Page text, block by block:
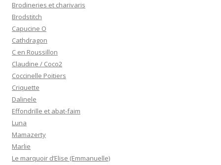
Brodineries et charivaris
Brodstitch
Capucine O
Cathdragon
C en Roussillon
Claudine / Coco2
Coccinelle Poitiers
Criquette
Dalinele
Effondrille et abat-faim
Luna
Mamazerty
Marlie
Le marquoir d’Elise (Emmanuelle)